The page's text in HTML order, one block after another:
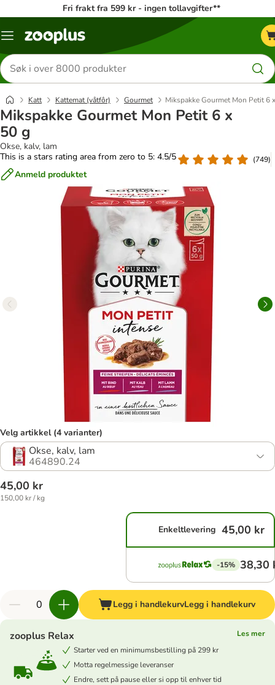
Fri frakt fra 599 kr - ingen tollavgifter**
Katalogmeny
Søk
etter
produkter
Katt Kattemat (våtfôr) Gourmet Mikspakke Gourmet Mon Petit 6
Mikspakke Gourmet Mon Petit 6 x
50 g
Okse, kalv, lam
This is a stars rating area from zero to 5: 4.5/5
(749)
Anmeld produktet
Velg artikkel (4 varianter)
Okse, kalv, lam
464890.24
45,00 kr
150,00 kr / kg
Enkeltlevering 45,00 kr
-15% 38,30
Legg i handlekurvLegg i handlekurv
zooplus Relax
Les mer
Starter ved en minimumsbestilling på 299 kr
Motta regelmessige leveranser
Endre, sett på pause eller si opp til enhver tid